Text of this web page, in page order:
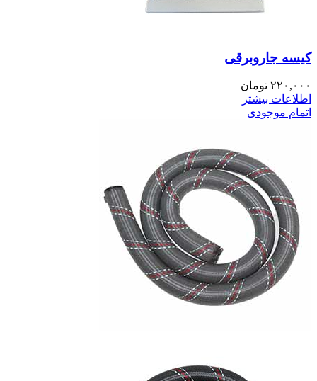
کیسه جاروبرقی
۲۲۰,۰۰۰ تومان
اطلاعات بیشتر
اتمام موجودی